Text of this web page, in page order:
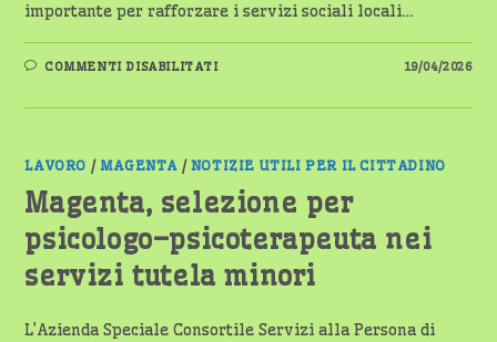
importante per rafforzare i servizi sociali locali…
COMMENTI DISABILITATISU
TICINO:
SOCIALI:
OPPORTUNITÀ
NEL
TERRITORIO
19/04/2026
LAVORO / MAGENTA / NOTIZIE UTILI PER IL CITTADINO
Magenta, selezione per
psicologo–psicoterapeuta nei
servizi tutela minori
L’Azienda Speciale Consortile Servizi alla Persona di